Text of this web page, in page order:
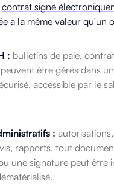
contrat signé
a la même valeur qu'un
: bulletins de paie,
être gérés dans
accessible par le
:
rapports, tout
une signature peut être